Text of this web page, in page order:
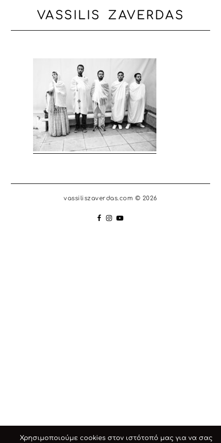
VASSILIS ZAVERDAS
vassiliszaverdas.com © 2026
Χρησιμοποιούμε cookies στον ιστότοπό μας για να σας